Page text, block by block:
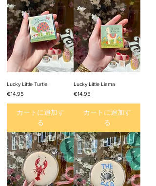
Lucky Little Turtle
価格
€14.95
カートに追加す
る
Lucky Little Liama
価格
€14.95
カートに追加す
る